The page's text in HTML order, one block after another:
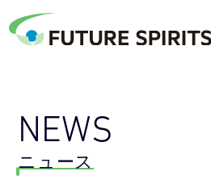
NEWS
ニュース